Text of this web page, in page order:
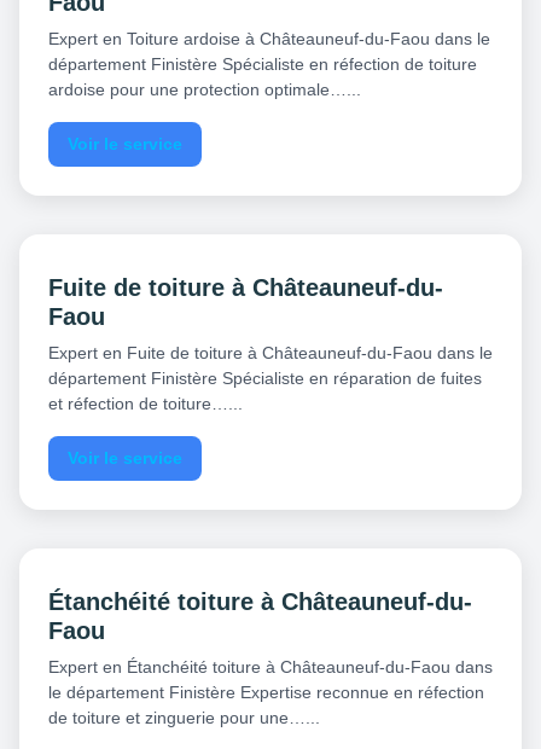
Expert en Toiture ardoise à Châteauneuf-du-Faou dans le
département Finistère Spécialiste en réfection de toiture
ardoise pour une protection optimale…...
Voir le service
Fuite de toiture à Châteauneuf-du-
Faou
Expert en Fuite de toiture à Châteauneuf-du-Faou dans le
département Finistère Spécialiste en réparation de fuites
et réfection de toiture…...
Voir le service
Étanchéité toiture à Châteauneuf-du-
Faou
Expert en Étanchéité toiture à Châteauneuf-du-Faou dans
le département Finistère Expertise reconnue en réfection
de toiture et zinguerie pour une…...